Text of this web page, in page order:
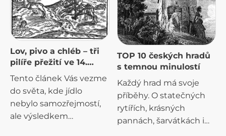
Lov, pivo a chléb – tři
pilíře přežití ve 14.
století
Tento článek Vás vezme
do světa, kde jídlo
nebylo samozřejmostí,
ale výsledkem
TOP 10 českých hradů
s temnou minulostí
Každý hrad má svoje
příběhy. O statečných
rytířích, krásných
pannách, šarvátkách i